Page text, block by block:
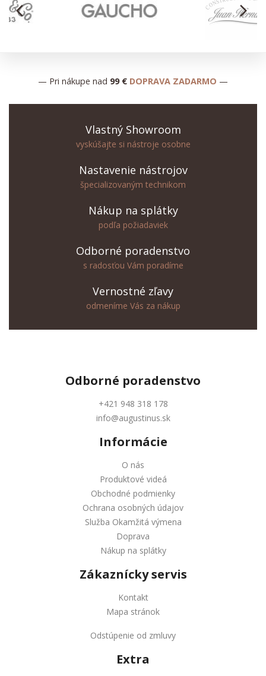
arrow_back_ios arrow_forward_ios
— Pri nákupe nad 99 € DOPRAVA ZADARMO —
Vlastný Showroom
vyskúšajte si nástroje osobne
Nastavenie nástrojov
špecializovaným technikom
Nákup na splátky
podľa požiadaviek
Odborné poradenstvo
s radosťou Vám poradíme
Vernostné zľavy
odmeníme Vás za nákup
Odborné poradenstvo
+421 948 318 178
info@augustinus.sk
Informácie
O nás
Produktové videá
Obchodné podmienky
Ochrana osobných údajov
Služba Okamžitá výmena
Doprava
Nákup na splátky
Zákaznícky servis
Kontakt
Mapa stránok
Odstúpenie od zmluvy
Extra